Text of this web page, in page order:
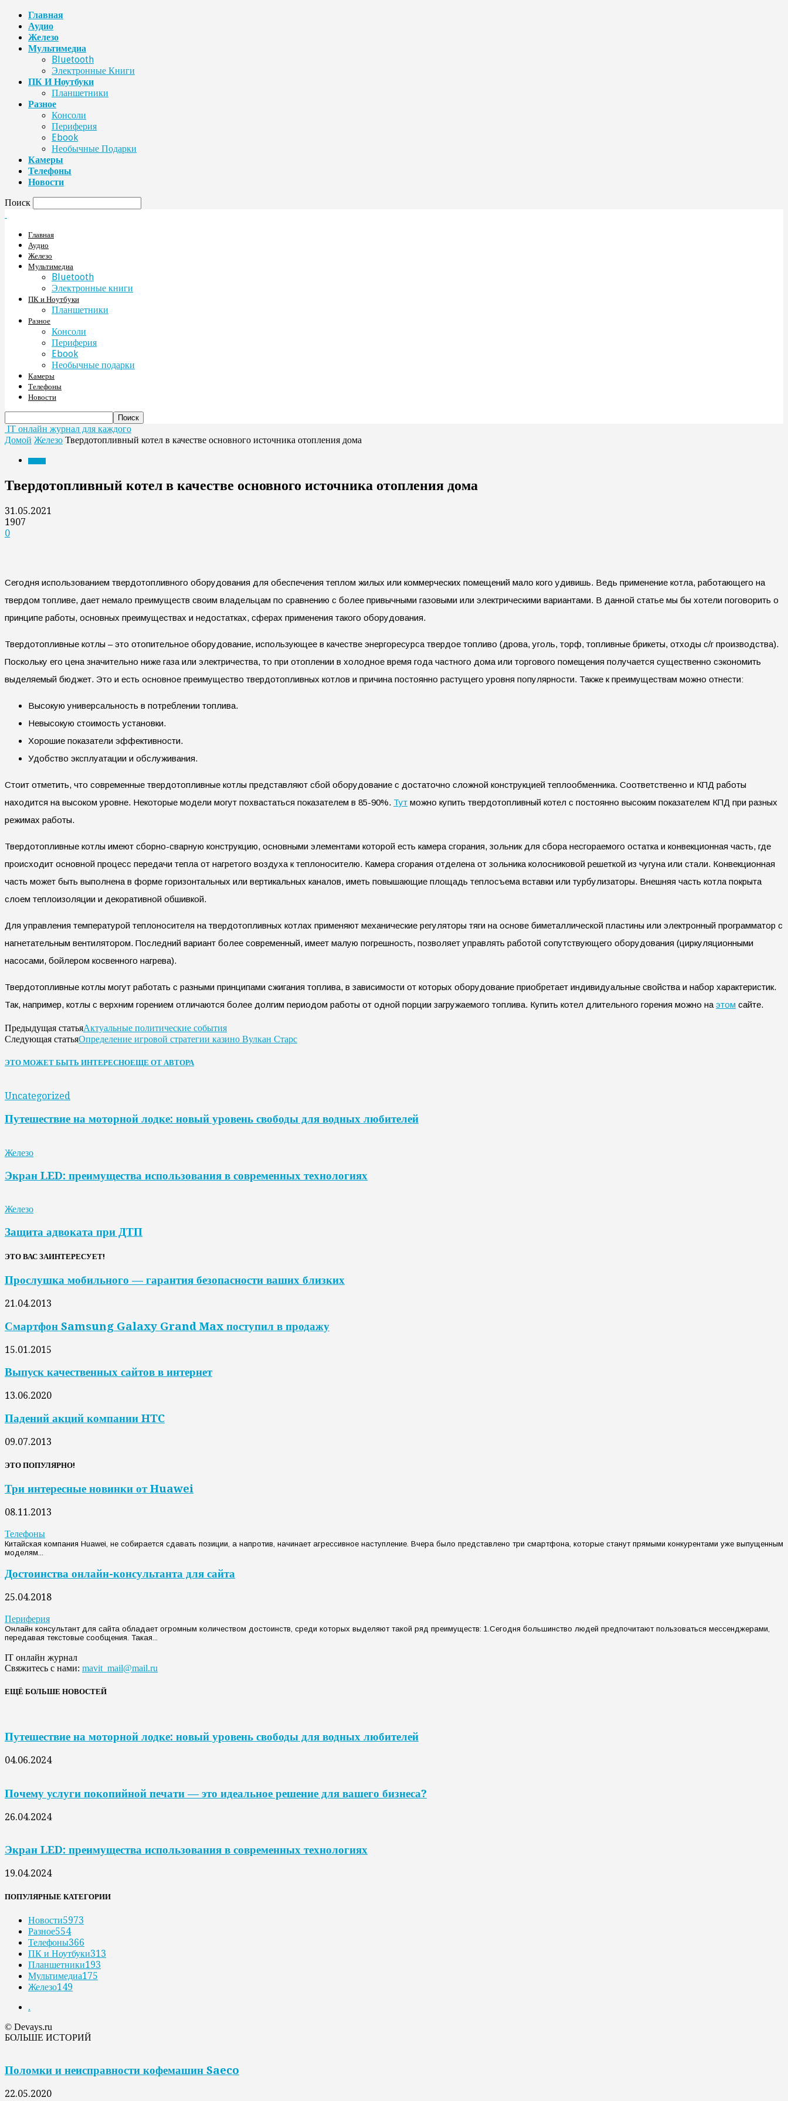
Главная
Аудио
Железо
Мультимедиа
Bluetooth
Электронные Книги
ПК И Ноутбуки
Планшетники
Разное
Консоли
Периферия
Ebook
Необычные Подарки
Камеры
Телефоны
Новости
Поиск
Главная
Аудио
Железо
Мультимедиа
Bluetooth
Электронные книги
ПК и Ноутбуки
Планшетники
Разное
Консоли
Периферия
Ebook
Необычные подарки
Камеры
Телефоны
Новости
IT онлайн журнал для каждого
Домой Железо Твердотопливный котел в качестве основного источника отопления дома
Твердотопливный котел в качестве основного источника отопления дома
31.05.2021
1907
0
Сегодня использованием твердотопливного оборудования для обеспечения теплом жилых или коммерческих помещений мало кого удивишь. Ведь применение котла, работающего на
твердом топливе, дает немало преимуществ своим владельцам по сравнению с более привычными газовыми или электрическими вариантами. В данной статье мы бы хотели поговорить о
принципе работы, основных преимуществах и недостатках, сферах применения такого оборудования.
Твердотопливные котлы – это отопительное оборудование, использующее в качестве энергоресурса твердое топливо (дрова, уголь, торф, топливные брикеты, отходы с/г производства).
Поскольку его цена значительно ниже газа или электричества, то при отоплении в холодное время года частного дома или торгового помещения получается существенно сэкономить
выделяемый бюджет. Это и есть основное преимущество твердотопливных котлов и причина постоянно растущего уровня популярности. Также к преимуществам можно отнести:
Высокую универсальность в потреблении топлива.
Невысокую стоимость установки.
Хорошие показатели эффективности.
Удобство эксплуатации и обслуживания.
Стоит отметить, что современные твердотопливные котлы представляют сбой оборудование с достаточно сложной конструкцией теплообменника. Соответственно и КПД работы
находится на высоком уровне. Некоторые модели могут похвастаться показателем в 85-90%. Тут можно купить твердотопливный котел с постоянно высоким показателем КПД при разных
режимах работы.
Твердотопливные котлы имеют сборно-сварную конструкцию, основными элементами которой есть камера сгорания, зольник для сбора несгораемого остатка и конвекционная часть, где
происходит основной процесс передачи тепла от нагретого воздуха к теплоносителю. Камера сгорания отделена от зольника колосниковой решеткой из чугуна или стали. Конвекционная
часть может быть выполнена в форме горизонтальных или вертикальных каналов, иметь повышающие площадь теплосъема вставки или турбулизаторы. Внешняя часть котла покрыта
слоем теплоизоляции и декоративной обшивкой.
Для управления температурой теплоносителя на твердотопливных котлах применяют механические регуляторы тяги на основе биметаллической пластины или электронный программатор с
нагнетательным вентилятором. Последний вариант более современный, имеет малую погрешность, позволяет управлять работой сопутствующего оборудования (циркуляционными
насосами, бойлером косвенного нагрева).
Твердотопливные котлы могут работать с разными принципами сжигания топлива, в зависимости от которых оборудование приобретает индивидуальные свойства и набор характеристик.
Так, например, котлы с верхним горением отличаются более долгим периодом работы от одной порции загружаемого топлива. Купить котел длительного горения можно на этом сайте.
Предыдущая статьяАктуальные политические события
Следующая статьяОпределение игровой стратегии казино Вулкан Старс
ЭТО МОЖЕТ БЫТЬ ИНТЕРЕСНОЕЩЕ ОТ АВТОРА
Uncategorized
Путешествие на моторной лодке: новый уровень свободы для водных любителей
Железо
Экран LED: преимущества использования в современных технологиях
Железо
Защита адвоката при ДТП
ЭТО ВАС ЗАИНТЕРЕСУЕТ!
Прослушка мобильного — гарантия безопасности ваших близких
21.04.2013
Смартфон Samsung Galaxy Grand Max поступил в продажу
15.01.2015
Выпуск качественных сайтов в интернет
13.06.2020
Падений акций компании HTC
09.07.2013
ЭТО ПОПУЛЯРНО!
Три интересные новинки от Huawei
08.11.2013
Телефоны
Китайская компания Huawei, не собирается сдавать позиции, а напротив, начинает агрессивное наступление. Вчера было представлено три смартфона, которые станут прямыми конкурентами уже выпущенным
моделям...
Достоинства онлайн-консультанта для сайта
25.04.2018
Периферия
Онлайн консультант для сайта обладает огромным количеством достоинств, среди которых выделяют такой ряд преимуществ: 1.Сегодня большинство людей предпочитают пользоваться мессенджерами,
передавая текстовые сообщения. Такая...
IT онлайн журнал
Свяжитесь с нами: mavit_mail@mail.ru
ЕЩЁ БОЛЬШЕ НОВОСТЕЙ
Путешествие на моторной лодке: новый уровень свободы для водных любителей
04.06.2024
Почему услуги покопийной печати — это идеальное решение для вашего бизнеса?
26.04.2024
Экран LED: преимущества использования в современных технологиях
19.04.2024
ПОПУЛЯРНЫЕ КАТЕГОРИИ
Новости5973
Разное554
Телефоны366
ПК и Ноутбуки313
Планшетники193
Мультимедиа175
Железо149
.
© Devays.ru
БОЛЬШЕ ИСТОРИЙ
Поломки и неисправности кофемашин Saeco
22.05.2020